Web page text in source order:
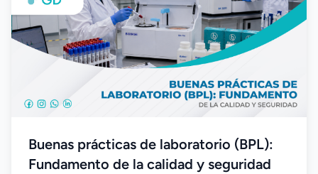
Buenas prácticas de laboratorio (BPL):
Fundamento de la calidad y seguridad